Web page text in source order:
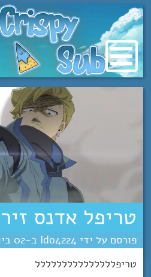
מעבר
לתוכן
טריפל אדנס
Ido4224
02
טריפללללללללללללללל